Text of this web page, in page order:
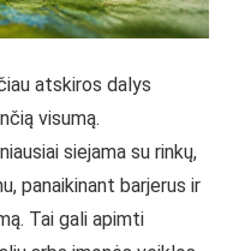
atskiros dalys
visumą.
siejama su rinkų,
panaikinant barjerus ir
Tai gali apimti